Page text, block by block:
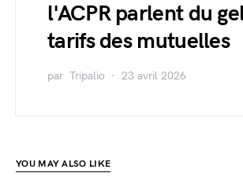
l'ACPR parlent du
tarifs des mutuelles
par Tripalio 23 avril 2026
YOU MAY ALSO LIKE